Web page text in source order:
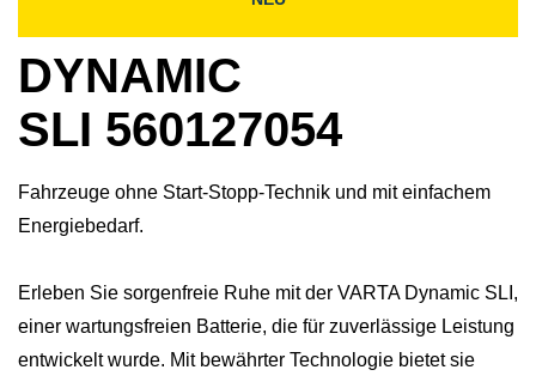
DYNAMIC
SLI 560127054
Fahrzeuge ohne Start-Stopp-Technik und mit einfachem
Energiebedarf.
Erleben Sie sorgenfreie Ruhe mit der VARTA Dynamic SLI,
einer wartungsfreien Batterie, die für zuverlässige Leistung
entwickelt wurde. Mit bewährter Technologie bietet sie